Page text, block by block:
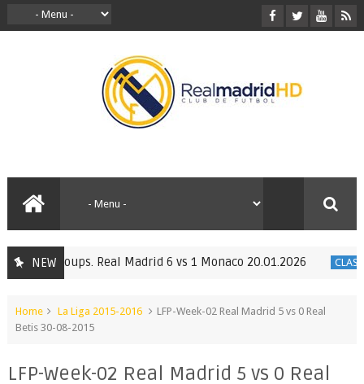
NEW
Groups. Real Madrid 6 vs 1 Monaco 20.01.2026 CLASSIC
Home La Liga 2015-2016
LFP-Week-02 Real Madrid 5 vs 0 Real
Betis 30-08-2015
LFP-Week-02 Real Madrid 5 vs 0 Real